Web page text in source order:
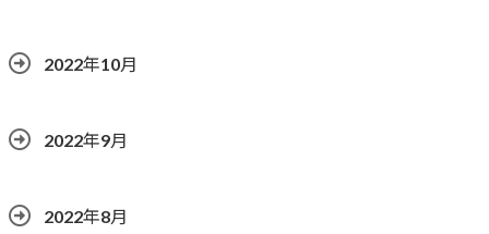
2022年10月
2022年9月
2022年8月